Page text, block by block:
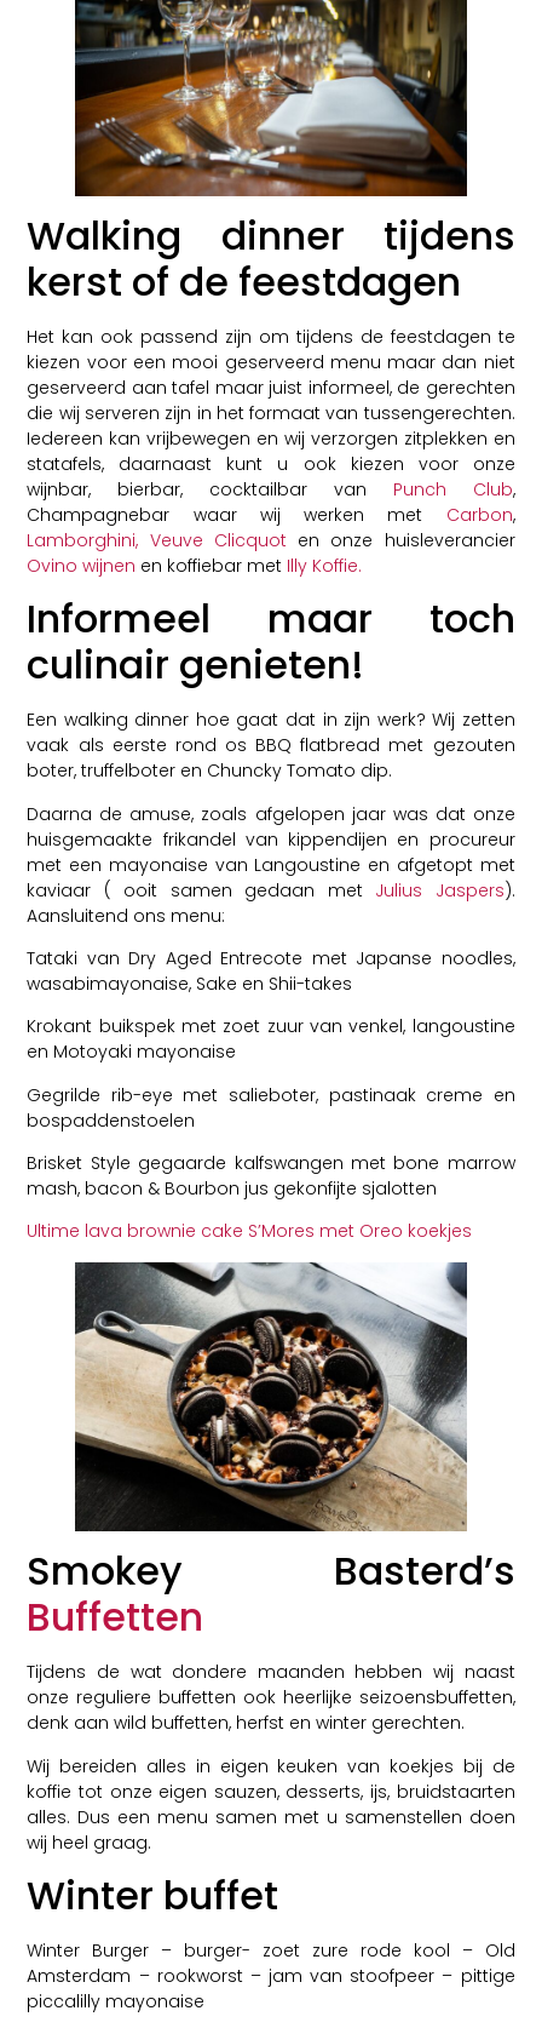
Walking dinner tijdens
kerst of de feestdagen
Het kan ook passend zijn om tijdens de feestdagen te
kiezen voor een mooi geserveerd menu maar dan niet
geserveerd aan tafel maar juist informeel, de gerechten
die wij serveren zijn in het formaat van tussengerechten.
Iedereen kan vrijbewegen en wij verzorgen zitplekken en
statafels, daarnaast kunt u ook kiezen voor onze
wijnbar, bierbar, cocktailbar van Punch Club,
Champagnebar waar wij werken met Carbon,
Lamborghini, Veuve Clicquot en onze huisleverancier
Ovino wijnen en koffiebar met Illy Koffie.
Informeel maar toch
culinair genieten!
Een walking dinner hoe gaat dat in zijn werk? Wij zetten
vaak als eerste rond os BBQ flatbread met gezouten
boter, truffelboter en Chuncky Tomato dip.
Daarna de amuse, zoals afgelopen jaar was dat onze
huisgemaakte frikandel van kippendijen en procureur
met een mayonaise van Langoustine en afgetopt met
kaviaar ( ooit samen gedaan met Julius Jaspers).
Aansluitend ons menu:
Tataki van Dry Aged Entrecote met Japanse noodles,
wasabimayonaise, Sake en Shii-takes
Krokant buikspek met zoet zuur van venkel, langoustine
en Motoyaki mayonaise
Gegrilde rib-eye met salieboter, pastinaak creme en
bospaddenstoelen
Brisket Style gegaarde kalfswangen met bone marrow
mash, bacon & Bourbon jus gekonfijte sjalotten
Ultime lava brownie cake S’Mores met Oreo koekjes
Smokey Basterd’s
Buffetten
Tijdens de wat dondere maanden hebben wij naast
onze reguliere buffetten ook heerlijke seizoensbuffetten,
denk aan wild buffetten, herfst en winter gerechten.
Wij bereiden alles in eigen keuken van koekjes bij de
koffie tot onze eigen sauzen, desserts, ijs, bruidstaarten
alles. Dus een menu samen met u samenstellen doen
wij heel graag.
Winter buffet
Winter Burger – burger- zoet zure rode kool – Old
Amsterdam – rookworst – jam van stoofpeer – pittige
piccalilly mayonaise